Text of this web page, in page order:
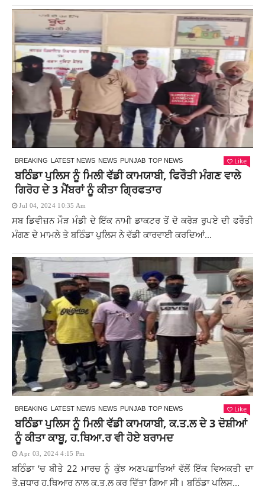
BREAKING LATEST NEWS NEWS PUNJAB TOP NEWS Like
ਬਠਿੰਡਾ ਪੁਲਿਸ ਨੂੰ ਮਿਲੀ ਵੱਡੀ ਕਾਮਯਾਬੀ, ਫਿਰੌਤੀ ਮੰਗਣ ਵਾਲੇ
ਗਿਰੋਹ ਦੇ 3 ਮੈਂਬਰਾਂ ਨੂੰ ਕੀਤਾ ਗ੍ਰਿਫਤਾਰ
Jul 04, 2024 10:35 Am
ਸਬ ਡਿਵੀਜ਼ਨ ਮੌੜ ਮੰਡੀ ਦੇ ਇੱਕ ਨਾਮੀ ਡਾਕਟਰ ਤੋਂ ਦੋ ਕਰੋੜ ਰੁਪਏ ਦੀ ਫਰੌਤੀ
ਮੰਗਣ ਦੇ ਮਾਮਲੇ ਤੇ ਬਠਿੰਡਾ ਪੁਲਿਸ ਨੇ ਵੱਡੀ ਕਾਰਵਾਈ ਕਰਦਿਆਂ...
BREAKING LATEST NEWS NEWS PUNJAB TOP NEWS Like
ਬਠਿੰਡਾ ਪੁਲਿਸ ਨੂੰ ਮਿਲੀ ਵੱਡੀ ਕਾਮਯਾਬੀ, ਕ.ਤ.ਲ ਦੇ 3 ਦੋਸ਼ੀਆਂ
ਨੂੰ ਕੀਤਾ ਕਾਬੂ, ਹ.ਥਿਆ.ਰ ਵੀ ਹੋਏ ਬਰਾਮਦ
Apr 03, 2024 4:15 Pm
ਬਠਿੰਡਾ ‘ਚ ਬੀਤੇ 22 ਮਾਰਚ ਨੂੰ ਕੁੱਝ ਅਣਪਛਾਤਿਆਂ ਵੱਲੋਂ ਇੱਕ ਵਿਅਕਤੀ ਦਾ
ਤੇ.ਜ਼ਧਾਰ ਹ.ਥਿਆਰ ਨਾਲ ਕ.ਤ.ਲ ਕਰ ਦਿੱਤਾ ਗਿਆ ਸੀ। ਬਠਿੰਡਾ ਪੁਲਿਸ...